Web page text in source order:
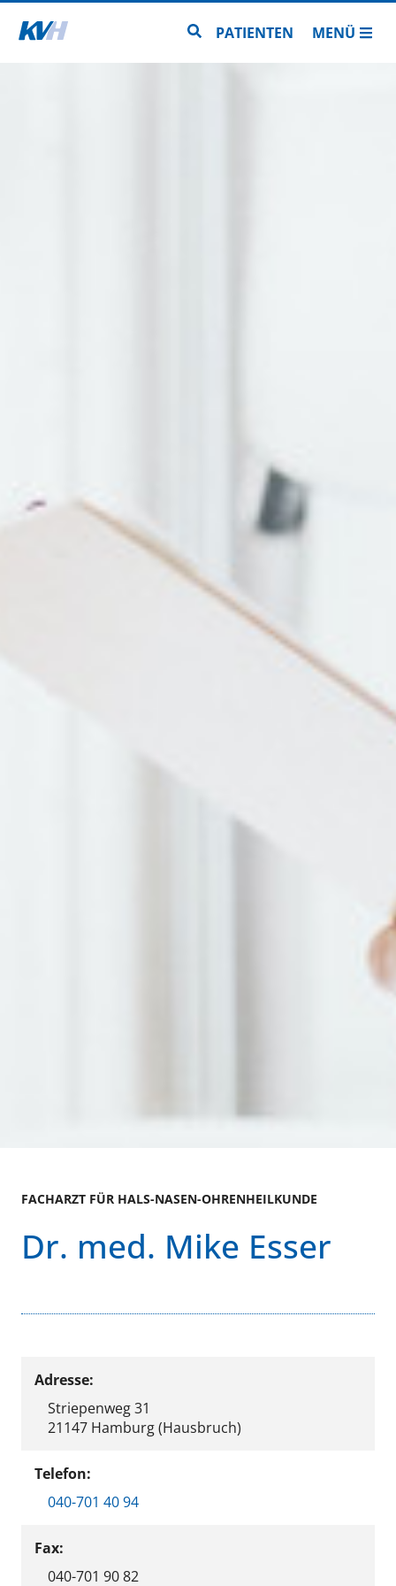
Zur Startseite Zur Seitensuche
PATIENTEN MENÜ
FACHARZT FÜR HALS-NASEN-OHRENHEILKUNDE
Dr. med. Mike Esser
Adresse:
Striepenweg 31
21147 Hamburg (Hausbruch)
Telefon:
040-701 40 94
Fax:
040-701 90 82